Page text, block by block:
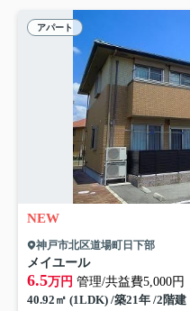
アパート
NEW
神戸市北区道場町日下部
メイユール
6.5万円 管理/共益費5,000円
40.92㎡ (1LDK) /築21年 /2階建